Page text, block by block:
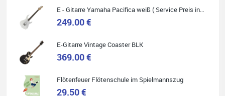
Quelle: Google-Rezension
E - Gitarre Yamaha Pacifica weiß ( Service Preis inkl. Werkstatt Service )
249.00 €
E-Gitarre Vintage Coaster BLK
369.00 €
Flötenfeuer Flötenschule im Spielmannszug
29.50 €